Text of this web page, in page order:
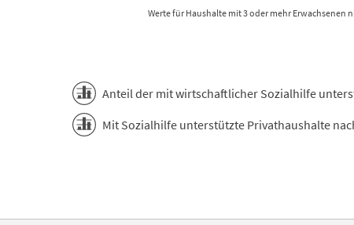
Werte für Haushalte mit 3 oder mehr Erwachsenen
Anteil der mit wirtschaftlicher Sozialhilfe
Mit Sozialhilfe unterstützte Privathaushalte